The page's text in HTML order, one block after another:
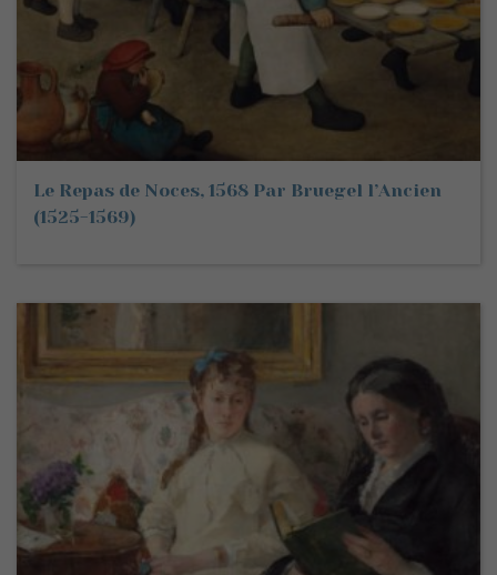
Le Repas de Noces, 1568 Par Bruegel l’Ancien
(1525-1569)